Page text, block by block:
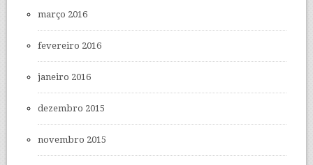
março 2016
fevereiro 2016
janeiro 2016
dezembro 2015
novembro 2015